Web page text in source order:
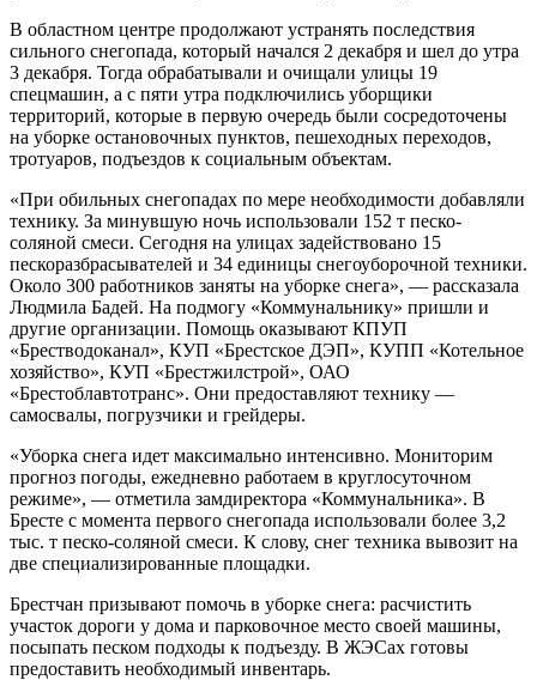
В областном центре продолжают устранять последствия
сильного снегопада, который начался 2 декабря и шел до утра
3 декабря. Тогда обрабатывали и очищали улицы 19
спецмашин, а с пяти утра подключились уборщики
территорий, которые в первую очередь были сосредоточены
на уборке остановочных пунктов, пешеходных переходов,
тротуаров, подъездов к социальным объектам.
«При обильных снегопадах по мере необходимости добавляли
технику. За минувшую ночь использовали 152 т песко-
соляной смеси. Сегодня на улицах задействовано 15
пескоразбрасывателей и 34 единицы снегоуборочной техники.
Около 300 работников заняты на уборке снега», — рассказала
Людмила Бадей. На подмогу «Коммунальнику» пришли и
другие организации. Помощь оказывают КПУП
«Брестводоканал», КУП «Брестское ДЭП», КУПП «Котельное
хозяйство», КУП «Брестжилстрой», ОАО
«Брестоблавтотранс». Они предоставляют технику —
самосвалы, погрузчики и грейдеры.
«Уборка снега идет максимально интенсивно. Мониторим
прогноз погоды, ежедневно работаем в круглосуточном
режиме», — отметила замдиректора «Коммунальника». В
Бресте с момента первого снегопада использовали более 3,2
тыс. т песко-соляной смеси. К слову, снег техника вывозит на
две специализированные площадки.
Брестчан призывают помочь в уборке снега: расчистить
участок дороги у дома и парковочное место своей машины,
посыпать песком подходы к подъезду. В ЖЭСах готовы
предоставить необходимый инвентарь.